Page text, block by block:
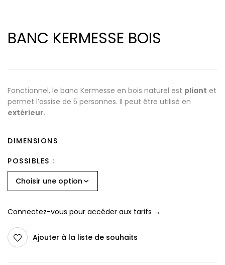
BANC KERMESSE BOIS
Fonctionnel, le banc Kermesse en bois naturel est pliant et
permet l’assise de 5 personnes. Il peut être utilisé en
extérieur.
DIMENSIONS
POSSIBLES
Connectez-vous pour accéder aux tarifs →
Ajouter à la liste de souhaits